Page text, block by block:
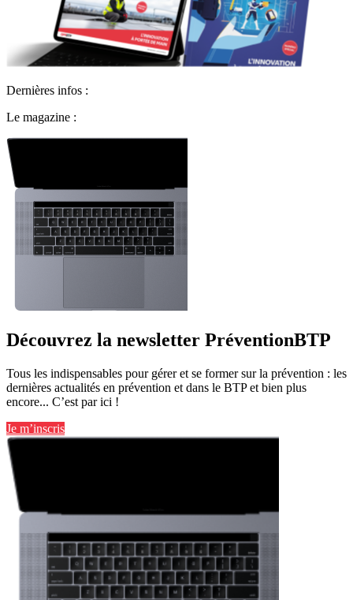
Dernières infos :
Le magazine :
Découvrez la newsletter PréventionBTP
Tous les indispensables pour gérer et se former sur la prévention : les
dernières actualités en prévention et dans le BTP et bien plus
encore... C’est par ici !
Je m’inscris